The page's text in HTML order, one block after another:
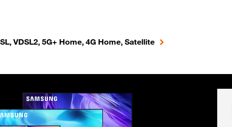
VDSL2, 5G+ Home, 4G Home, Satellite